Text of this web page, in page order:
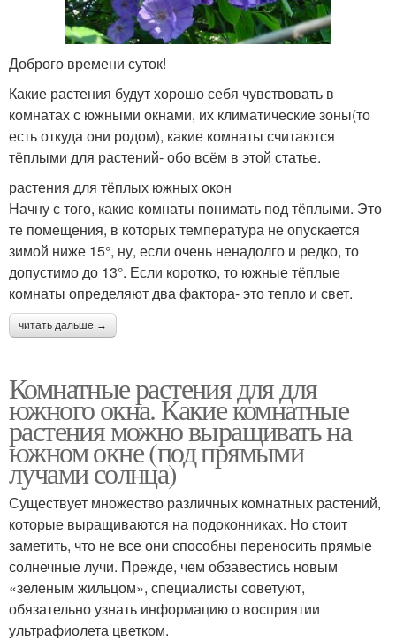
Доброго времени суток!
Какие растения будут хорошо себя чувствовать в
комнатах с южными окнами, их климатические зоны(то
есть откуда они родом), какие комнаты считаются
тёплыми для растений- обо всём в этой статье.
растения для тёплых южных окон
Начну с того, какие комнаты понимать под тёплыми. Это
те помещения, в которых температура не опускается
зимой ниже 15°, ну, если очень ненадолго и редко, то
допустимо до 13°. Если коротко, то южные тёплые
комнаты определяют два фактора- это тепло и свет.
читать дальше →
Комнатные растения для для
южного окна. Какие комнатные
растения можно выращивать на
южном окне (под прямыми
лучами солнца)
Существует множество различных комнатных растений,
которые выращиваются на подоконниках. Но стоит
заметить, что не все они способны переносить прямые
солнечные лучи. Прежде, чем обзавестись новым
«зеленым жильцом», специалисты советуют,
обязательно узнать информацию о восприятии
ультрафиолета цветком.